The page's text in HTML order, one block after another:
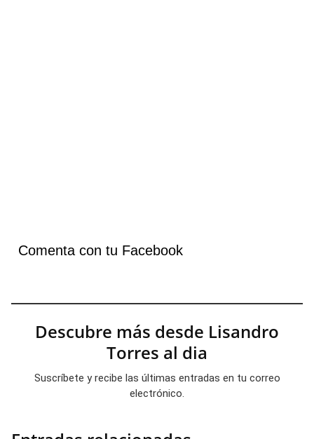
Comenta con tu Facebook
Descubre más desde Lisandro
Torres al dia
Suscríbete y recibe las últimas entradas en tu correo
electrónico.